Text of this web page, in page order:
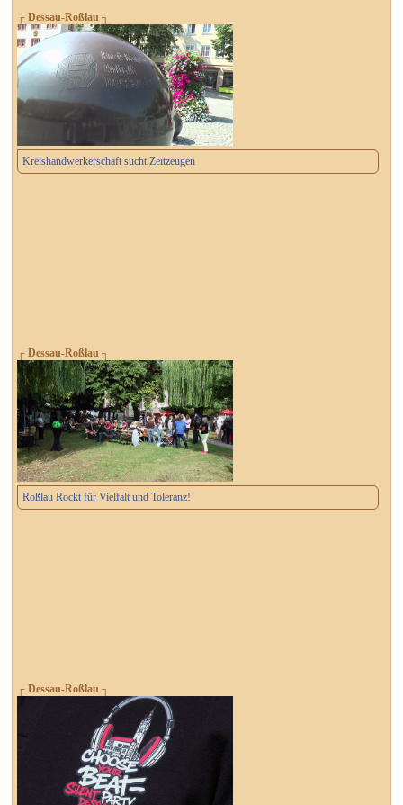
┌ Dessau-Roßlau ┐
Kreishandwerkerschaft sucht Zeitzeugen
┌ Dessau-Roßlau ┐
Roßlau Rockt für Vielfalt und Toleranz!
┌ Dessau-Roßlau ┐